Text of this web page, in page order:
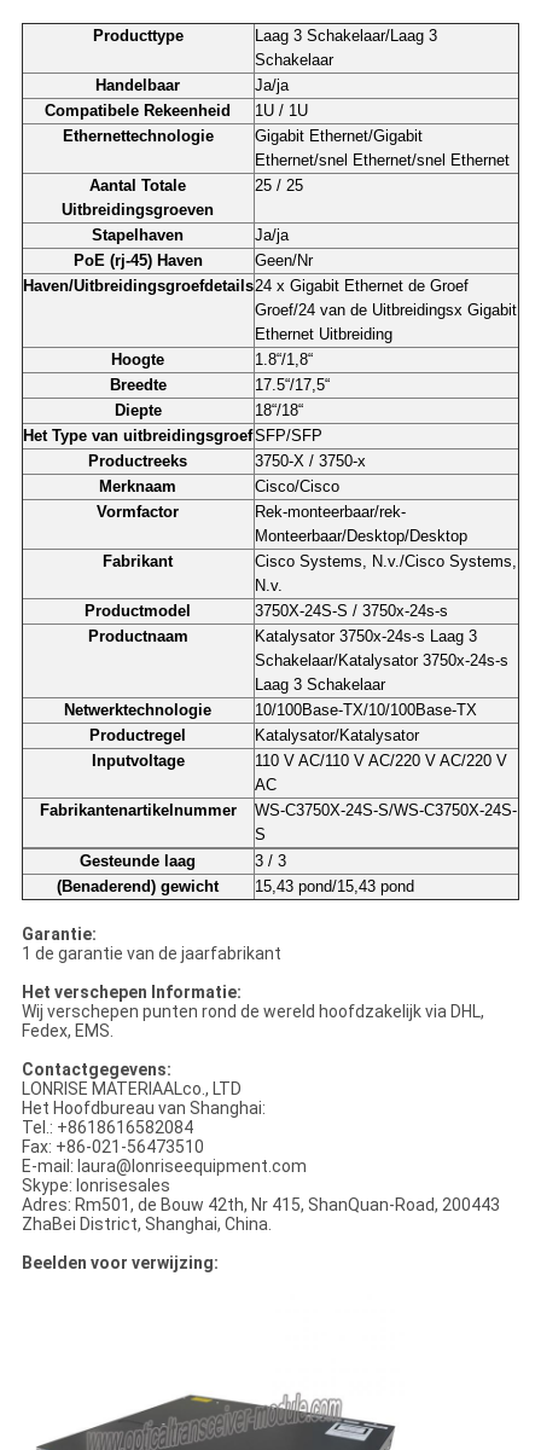
Producttype
Laag 3 Schakelaar/Laag 3
Schakelaar
Handelbaar
Ja/ja
Compatibele Rekeenheid
1U / 1U
Ethernettechnologie
Gigabit Ethernet/Gigabit
Ethernet/snel Ethernet/snel Ethernet
Aantal Totale
Uitbreidingsgroeven
25 / 25
Stapelhaven
Ja/ja
PoE (rj-45) Haven
Geen/Nr
Haven/Uitbreidingsgroefdetails24 x Gigabit Ethernet de Groef
Groef/24 van de Uitbreidingsx Gigabit
Ethernet Uitbreiding
Hoogte
1.8“/1,8“
Breedte
17.5“/17,5“
Diepte
18“/18“
Het Type van uitbreidingsgroefSFP/SFP
Productreeks
3750-X / 3750-x
Merknaam
Cisco/Cisco
Vormfactor
Rek-monteerbaar/rek-
Monteerbaar/Desktop/Desktop
Fabrikant
Cisco Systems, N.v./Cisco Systems,
N.v.
Productmodel
3750X-24S-S / 3750x-24s-s
Productnaam
Katalysator 3750x-24s-s Laag 3
Schakelaar/Katalysator 3750x-24s-s
Laag 3 Schakelaar
Netwerktechnologie
10/100Base-TX/10/100Base-TX
Productregel
Katalysator/Katalysator
Inputvoltage
110 V AC/110 V AC/220 V AC/220 V
AC
Fabrikantenartikelnummer
WS-C3750X-24S-S/WS-C3750X-24S-
S
Gesteunde laag
3 / 3
(Benaderend) gewicht
15,43 pond/15,43 pond
Garantie:
1 de garantie van de jaarfabrikant
Het verschepen Informatie:
Wij verschepen punten rond de wereld hoofdzakelijk via DHL,
Fedex, EMS.
Contactgegevens:
LONRISE MATERIAALco., LTD
Het Hoofdbureau van Shanghai:
Tel.: +8618616582084
Fax: +86-021-56473510
E-mail: laura@lonriseequipment.com
Skype: lonrisesales
Adres: Rm501, de Bouw 42th, Nr 415, ShanQuan-Road, 200443
ZhaBei District, Shanghai, China.
Beelden voor verwijzing: